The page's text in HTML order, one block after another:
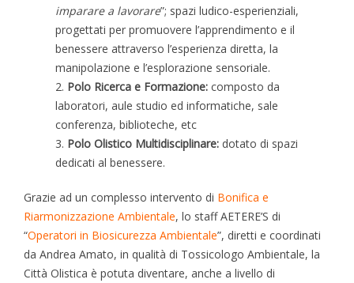
imparare a lavorare”; spazi ludico-esperienziali,
progettati per promuovere l’apprendimento e il
benessere attraverso l’esperienza diretta, la
manipolazione e l’esplorazione sensoriale.
Polo Ricerca e Formazione: composto da
laboratori, aule studio ed informatiche, sale
conferenza, biblioteche, etc
Polo Olistico Multidisciplinare: dotato di spazi
dedicati al benessere.
Grazie ad un complesso intervento di Bonifica e
Riarmonizzazione Ambientale, lo staff AETERE’S di
“Operatori in Biosicurezza Ambientale”, diretti e coordinati
da Andrea Amato, in qualità di Tossicologo Ambientale, la
Città Olistica è potuta diventare, anche a livello di